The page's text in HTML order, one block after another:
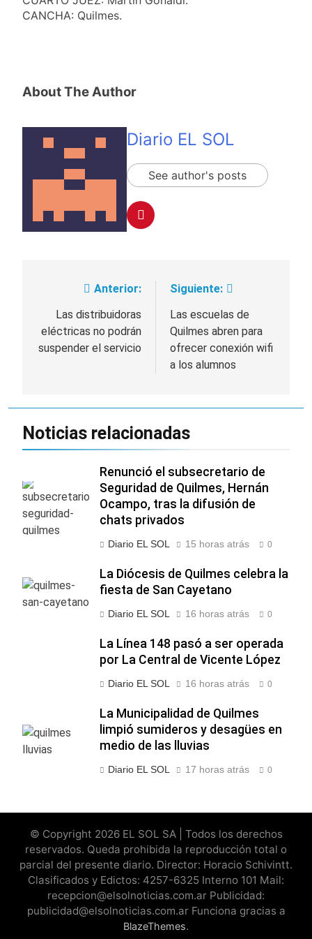
CANCHA: Quilmes.
About The Author
Diario EL SOL
See author's posts
Navegación
entradas
Anterior:
Las distribuidoras
eléctricas no podrán
suspender el servicio
Siguiente:
Las escuelas de
Quilmes abren para
ofrecer conexión wifi
a los alumnos
Noticias relacionadas
Renunció el subsecretario de
Seguridad de Quilmes, Hernán
Ocampo, tras la difusión de
chats privados
Diario EL SOL 15 horas atrás 0
La Diócesis de Quilmes celebra la
fiesta de San Cayetano
Diario EL SOL 16 horas atrás 0
La Línea 148 pasó a ser operada
por La Central de Vicente López
Diario EL SOL 16 horas atrás 0
La Municipalidad de Quilmes
limpió sumideros y desagües en
medio de las lluvias
Diario EL SOL 17 horas atrás 0
© Copyright 2026 EL SOL SA | Todos los derechos
reservados. Queda prohibida la reproducción total o
parcial del presente diario. Director: Horacio Schivintt.
Clasificados y Edictos: 4257-6325 Interno 101 Mail:
recepcion@elsolnoticias.com.ar Publicidad:
publicidad@elsolnoticias.com.ar Funciona gracias a
BlazeThemes.